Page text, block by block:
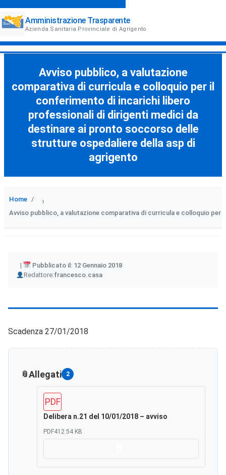
Amministrazione Trasparente
Azienda Sanitaria Provinciale di Agrigento
Avviso pubblico, a valutazione
comparativa di curricula e colloquio per il
conferimento di incarichi libero
professionali di dirigenti medici da
destinare ai pronto soccorso delle
strutture ospedaliere della asp di
agrigento
Home ›
Avviso pubblico, a valutazione comparativa di curricula e colloquio
Pubblicato il: 12 Gennaio 2018
Redattore:
Author francesco.casa
Scadenza 27/01/2018
Allegati 2
PDF
Delibera n.21 del 10/01/2018 – avviso
PDF412.54 KB